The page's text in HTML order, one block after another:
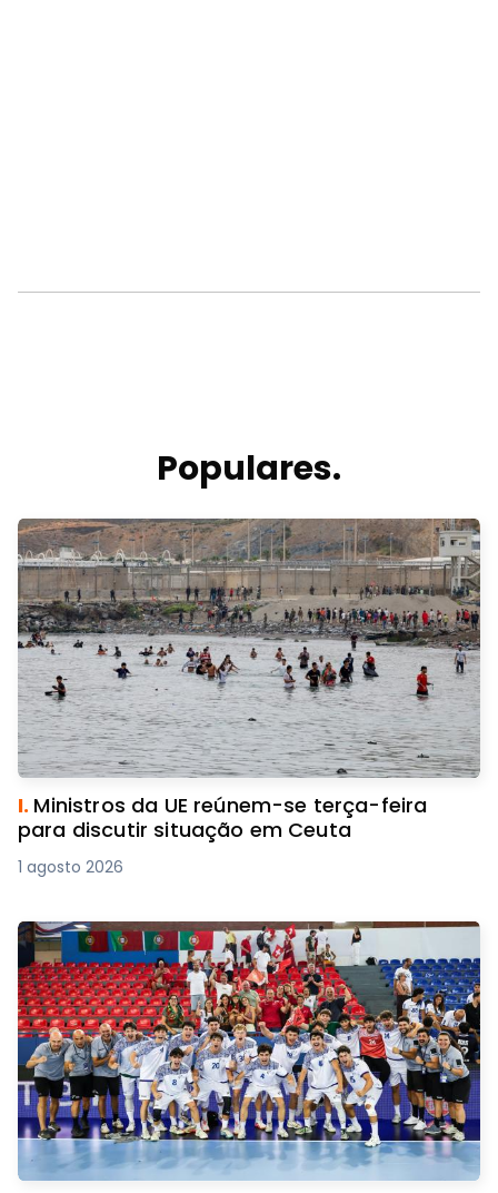
Populares.
I. Ministros da UE reúnem-se terça-feira
para discutir situação em Ceuta
1 agosto 2026